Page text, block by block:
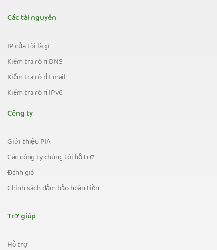
Các tài nguyên
IP của tôi là gì
Kiểm tra rò rỉ DNS
Kiểm tra rò rỉ Email
Kiểm tra rò rỉ IPv6
Công ty
Giới thiệu PIA
Các công ty chúng tôi hỗ trợ
Đánh giá
Chính sách đảm bảo hoàn tiền
Trợ giúp
Hỗ trợ